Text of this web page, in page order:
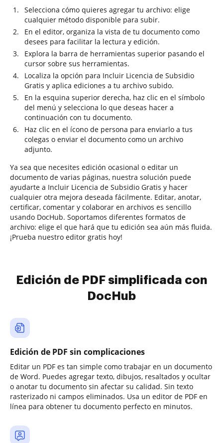
Selecciona cómo quieres agregar tu archivo: elige
cualquier método disponible para subir.
En el editor, organiza la vista de tu documento como
desees para facilitar la lectura y edición.
Explora la barra de herramientas superior pasando el
cursor sobre sus herramientas.
Localiza la opción para Incluir Licencia de Subsidio
Gratis y aplica ediciones a tu archivo subido.
En la esquina superior derecha, haz clic en el símbolo
del menú y selecciona lo que deseas hacer a
continuación con tu documento.
Haz clic en el ícono de persona para enviarlo a tus
colegas o enviar el documento como un archivo
adjunto.
Ya sea que necesites edición ocasional o editar un
documento de varias páginas, nuestra solución puede
ayudarte a Incluir Licencia de Subsidio Gratis y hacer
cualquier otra mejora deseada fácilmente. Editar, anotar,
certificar, comentar y colaborar en archivos es sencillo
usando DocHub. Soportamos diferentes formatos de
archivo: elige el que hará que tu edición sea aún más fluida.
¡Prueba nuestro editor gratis hoy!
Edición de PDF simplificada con
DocHub
Edición de PDF sin complicaciones
Editar un PDF es tan simple como trabajar en un documento
de Word. Puedes agregar texto, dibujos, resaltados y ocultar
o anotar tu documento sin afectar su calidad. Sin texto
rasterizado ni campos eliminados. Usa un editor de PDF en
línea para obtener tu documento perfecto en minutos.